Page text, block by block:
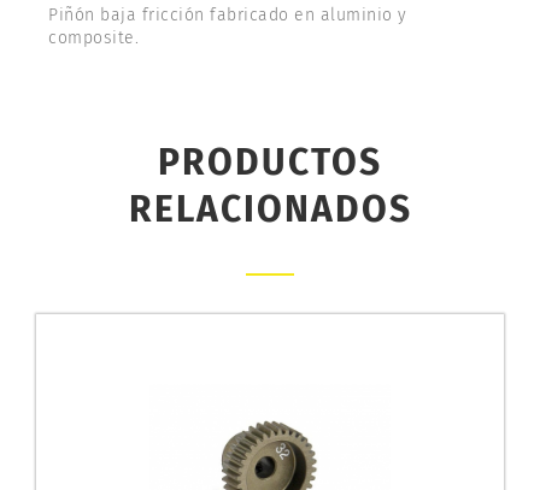
Piñón baja fricción fabricado en aluminio y
composite.
PRODUCTOS
RELACIONADOS